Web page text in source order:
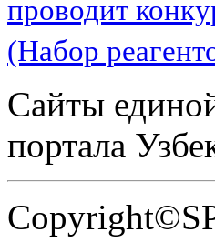
проводит
(Набор
Сайты
портала